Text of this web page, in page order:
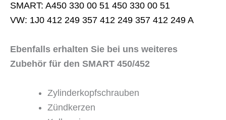
SMART: A450 330 00 51 450 330 00 51
VW: 1J0 412 249 357 412 249 357 412 249 A
Ebenfalls erhalten Sie bei uns weiteres
Zubehör für den SMART 450/452
Zylinderkopfschrauben
Zündkerzen